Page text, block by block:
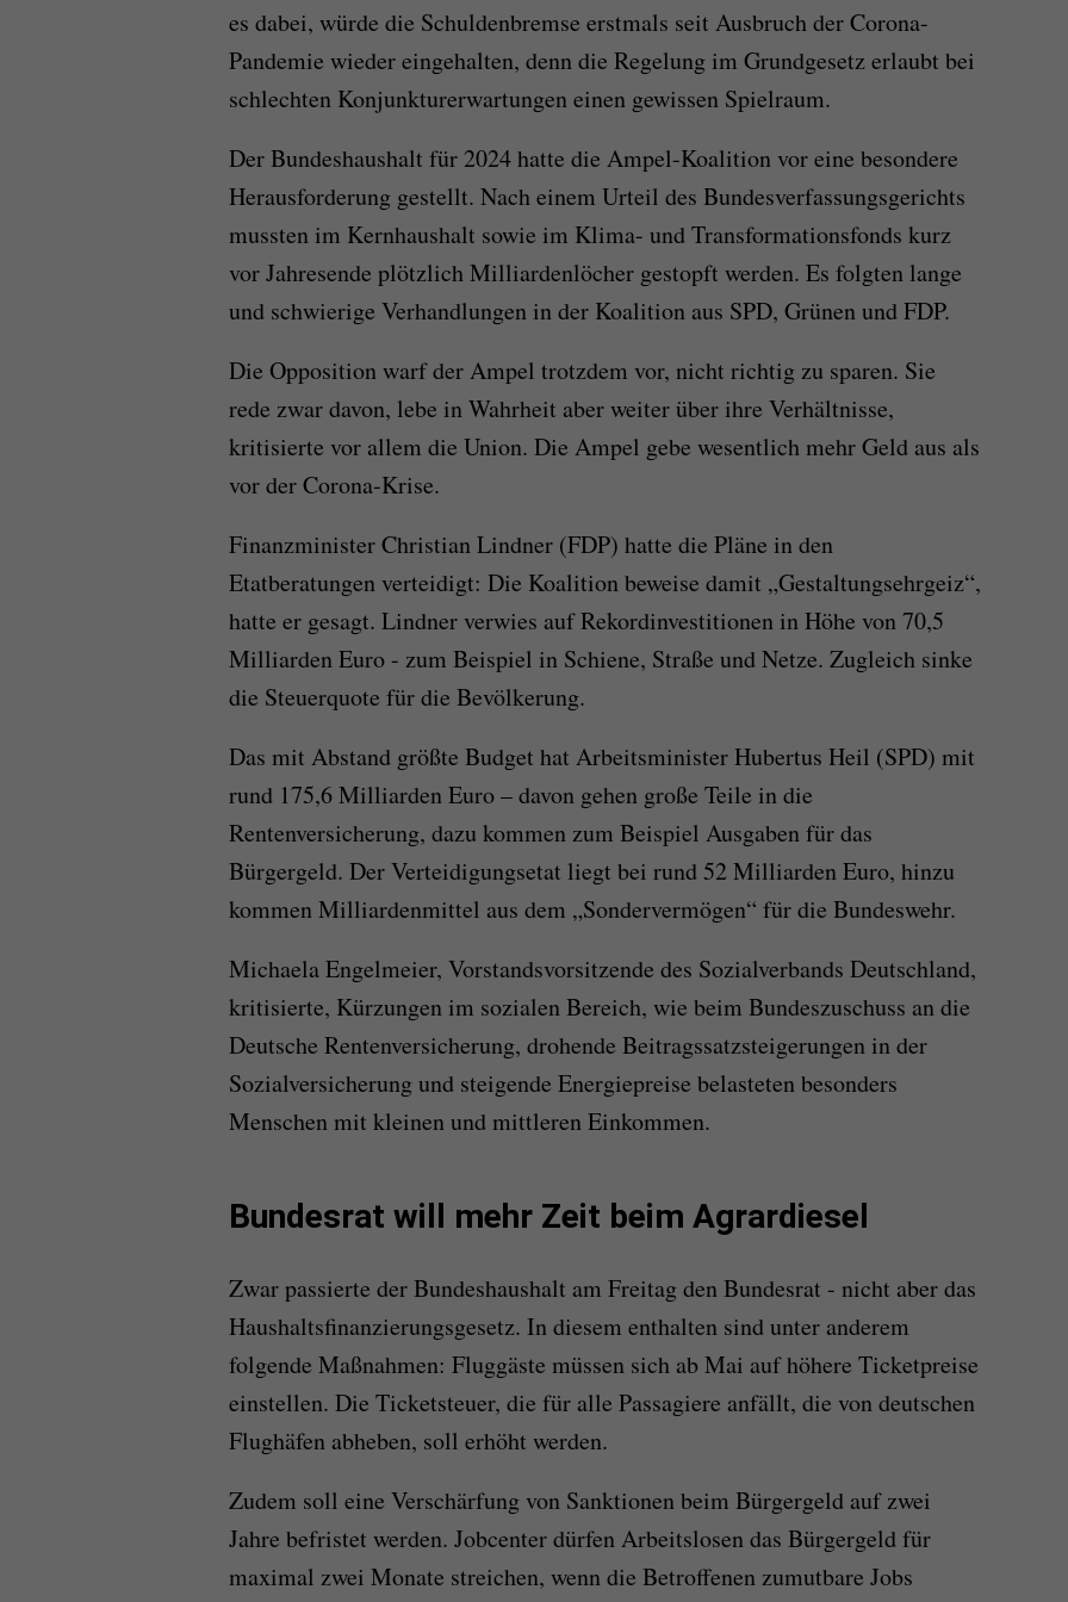
es dabei, würde die Schuldenbremse erstmals seit Ausbruch der Corona-
Pandemie wieder eingehalten, denn die Regelung im Grundgesetz erlaubt bei
schlechten Konjunkturerwartungen einen gewissen Spielraum.
Der Bundeshaushalt für 2024 hatte die Ampel-Koalition vor eine besondere
Herausforderung gestellt. Nach einem Urteil des Bundesverfassungsgerichts
mussten im Kernhaushalt sowie im Klima- und Transformationsfonds kurz
vor Jahresende plötzlich Milliardenlöcher gestopft werden. Es folgten lange
und schwierige Verhandlungen in der Koalition aus SPD, Grünen und FDP.
Die Opposition warf der Ampel trotzdem vor, nicht richtig zu sparen. Sie
rede zwar davon, lebe in Wahrheit aber weiter über ihre Verhältnisse,
kritisierte vor allem die Union. Die Ampel gebe wesentlich mehr Geld aus als
vor der Corona-Krise.
Finanzminister Christian Lindner (FDP) hatte die Pläne in den
Etatberatungen verteidigt: Die Koalition beweise damit „Gestaltungsehrgeiz“,
hatte er gesagt. Lindner verwies auf Rekordinvestitionen in Höhe von 70,5
Milliarden Euro - zum Beispiel in Schiene, Straße und Netze. Zugleich sinke
die Steuerquote für die Bevölkerung.
Das mit Abstand größte Budget hat Arbeitsminister Hubertus Heil (SPD) mit
rund 175,6 Milliarden Euro – davon gehen große Teile in die
Rentenversicherung, dazu kommen zum Beispiel Ausgaben für das
Bürgergeld. Der Verteidigungsetat liegt bei rund 52 Milliarden Euro, hinzu
kommen Milliardenmittel aus dem „Sondervermögen“ für die Bundeswehr.
Michaela Engelmeier, Vorstandsvorsitzende des Sozialverbands Deutschland,
kritisierte, Kürzungen im sozialen Bereich, wie beim Bundeszuschuss an die
Deutsche Rentenversicherung, drohende Beitragssatzsteigerungen in der
Sozialversicherung und steigende Energiepreise belasteten besonders
Menschen mit kleinen und mittleren Einkommen.
Bundesrat will mehr Zeit beim Agrardiesel
Zwar passierte der Bundeshaushalt am Freitag den Bundesrat - nicht aber das
Haushaltsfinanzierungsgesetz. In diesem enthalten sind unter anderem
folgende Maßnahmen: Fluggäste müssen sich ab Mai auf höhere Ticketpreise
einstellen. Die Ticketsteuer, die für alle Passagiere anfällt, die von deutschen
Flughäfen abheben, soll erhöht werden.
Zudem soll eine Verschärfung von Sanktionen beim Bürgergeld auf zwei
Jahre befristet werden. Jobcenter dürfen Arbeitslosen das Bürgergeld für
maximal zwei Monate streichen, wenn die Betroffenen zumutbare Jobs